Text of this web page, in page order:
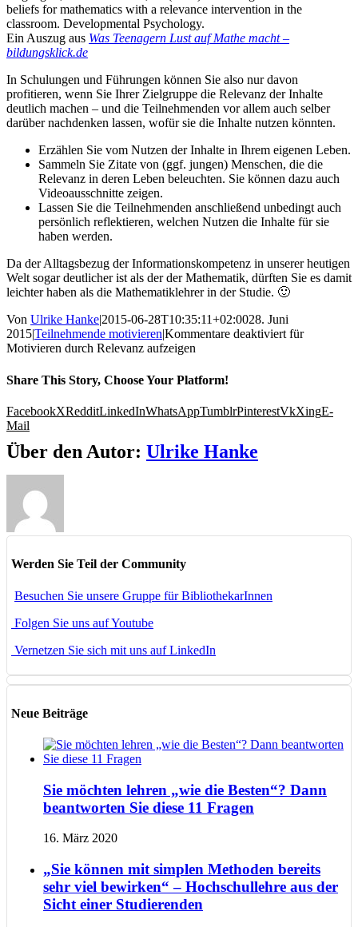
beliefs for mathematics with a relevance intervention in the
classroom. Developmental Psychology.
Ein Auszug aus Was Teenagern Lust auf Mathe macht –
bildungsklick.de
In Schulungen und Führungen können Sie also nur davon
profitieren, wenn Sie Ihrer Zielgruppe die Relevanz der Inhalte
deutlich machen – und die Teilnehmenden vor allem auch selber
darüber nachdenken lassen, wofür sie die Inhalte nutzen könnten.
Erzählen Sie vom Nutzen der Inhalte in Ihrem eigenen Leben.
Sammeln Sie Zitate von (ggf. jungen) Menschen, die die
Relevanz in deren Leben beleuchten. Sie können dazu auch
Videoausschnitte zeigen.
Lassen Sie die Teilnehmenden anschließend unbedingt auch
persönlich reflektieren, welchen Nutzen die Inhalte für sie
haben werden.
Da der Alltagsbezug der Informationskompetenz in unserer heutigen
Welt sogar deutlicher ist als der der Mathematik, dürften Sie es damit
leichter haben als die Mathematiklehrer in der Studie. 🙂
Von Ulrike Hanke|2015-06-28T10:35:11+02:0028. Juni
2015|Teilnehmende motivieren|Kommentare deaktiviertfür
Motivieren durch Relevanz aufzeigen
Share This Story, Choose Your Platform!
FacebookXRedditLinkedInWhatsAppTumblrPinterestVkXingE-
Mail
Über den Autor: Ulrike Hanke
Werden Sie Teil der Community
Besuchen Sie unsere Gruppe für BibliothekarInnen
Folgen Sie uns auf Youtube
Vernetzen Sie sich mit uns auf LinkedIn
Neue Beiträge
Sie möchten lehren „wie die Besten“? Dann
beantworten Sie diese 11 Fragen
16. März 2020
„Sie können mit simplen Methoden bereits
sehr viel bewirken“ – Hochschullehre aus der
Sicht einer Studierenden